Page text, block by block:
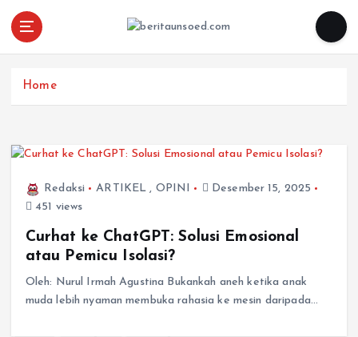
Home
Redaksi ARTIKEL , OPINI
Desember 15, 2025
451 views
Curhat ke ChatGPT: Solusi Emosional
atau Pemicu Isolasi?
Oleh: Nurul Irmah Agustina Bukankah aneh ketika anak
muda lebih nyaman membuka rahasia ke mesin daripada…